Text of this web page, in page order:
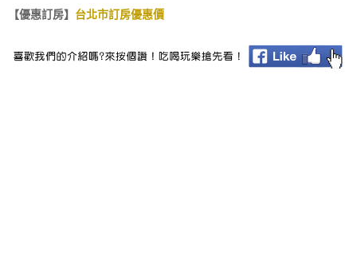
【優惠訂房】 台北市訂房優惠價